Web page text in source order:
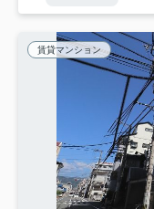
賃貸マンション